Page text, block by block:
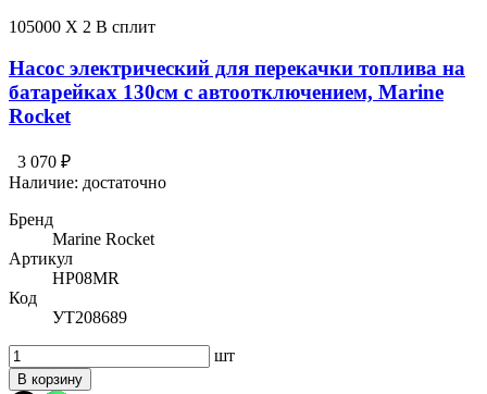
105000 X 2 В сплит
Насос электрический для перекачки топлива на
батарейках 130см с автоотключением, Marine
Rocket
3 070 ₽
Наличие: достаточно
Бренд
Marine Rocket
Артикул
HP08MR
Код
УТ208689
шт
В корзину